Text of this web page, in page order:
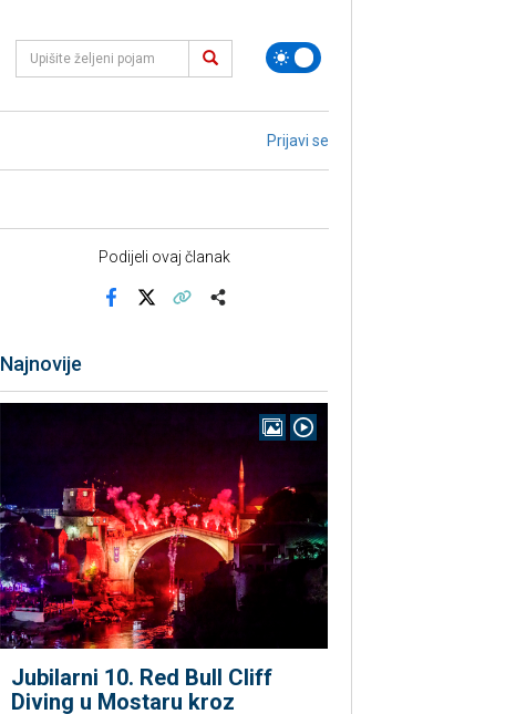
Prijavi se
Podijeli ovaj članak
Najnovije
Jubilarni 10. Red Bull Cliff
Diving u Mostaru kroz